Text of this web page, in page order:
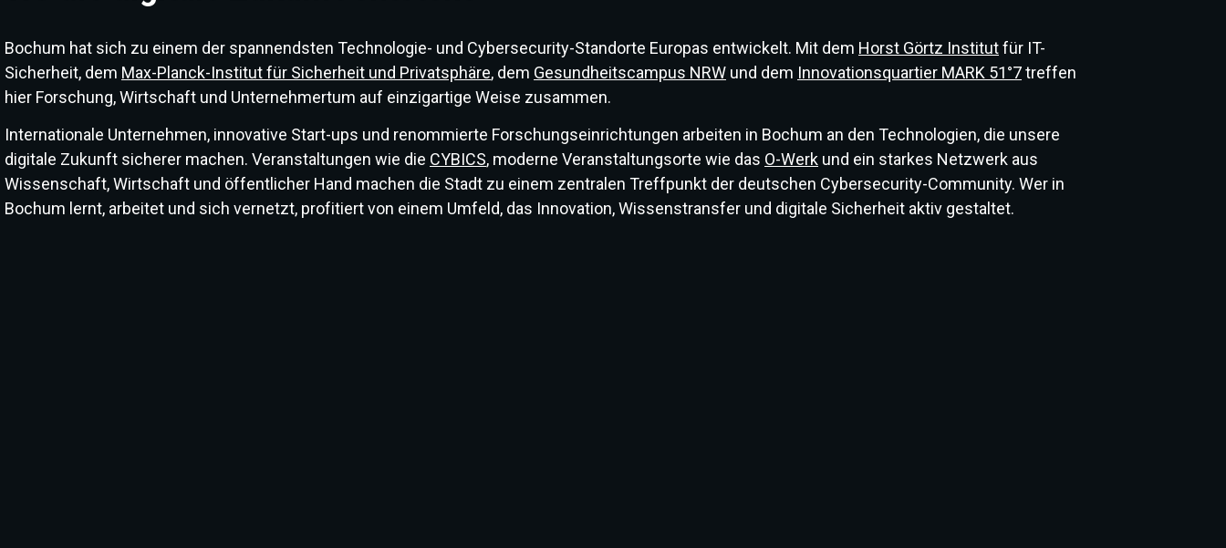
Bochum hat sich zu einem der spannendsten Technologie- und Cybersecurity-Standorte Europas entwickelt. Mit dem Horst Görtz Institutfür IT-
Sicherheit, dem Max-Planck-Institut für Sicherheit und Privatsphäre, dem Gesundheitscampus NRW und dem Innovationsquartier MARK 51°7treffen
hier Forschung, Wirtschaft und Unternehmertum auf einzigartige Weise zusammen.
Internationale Unternehmen, innovative Start-ups und renommierte Forschungseinrichtungen arbeiten in Bochum an den Technologien, die unsere
digitale Zukunft sicherer machen. Veranstaltungen wie die CYBICS, moderne Veranstaltungsorte wie das O-Werk und ein starkes Netzwerk aus
Wissenschaft, Wirtschaft und öffentlicher Hand machen die Stadt zu einem zentralen Treffpunkt der deutschen Cybersecurity-Community. Wer in
Bochum lernt, arbeitet und sich vernetzt, profitiert von einem Umfeld, das Innovation, Wissenstransfer und digitale Sicherheit aktiv gestaltet.